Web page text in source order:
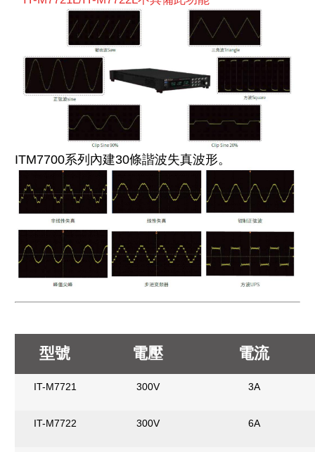
ITM7700系列內建30條諧波失真波形。
型號 電壓 電流
IT-M7721 300V 3A
IT-M7722 300V 6A